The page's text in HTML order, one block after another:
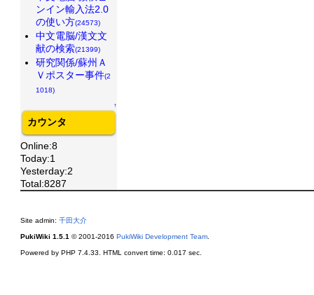
ンイン輸入法2.0
の使い方(24573)
中文電脳/漢文文
献の検索(21399)
研究関係/蘇州Ａ
Ｖポスター事件(2
1018)
↑
カウンタ
Online:8
Today:1
Yesterday:2
Total:8287
Site admin: 千田大介
PukiWiki 1.5.1 © 2001-2016 PukiWiki Development Team
Powered by PHP 7.4.33. HTML convert time: 0.017 sec.